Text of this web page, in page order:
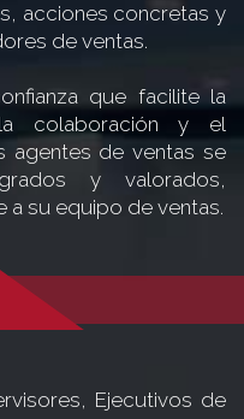
acciones concretas y
de ventas.
que facilite la
colaboración y el
agentes de ventas se
y valorados,
su equipo de ventas.
Ejecutivos de